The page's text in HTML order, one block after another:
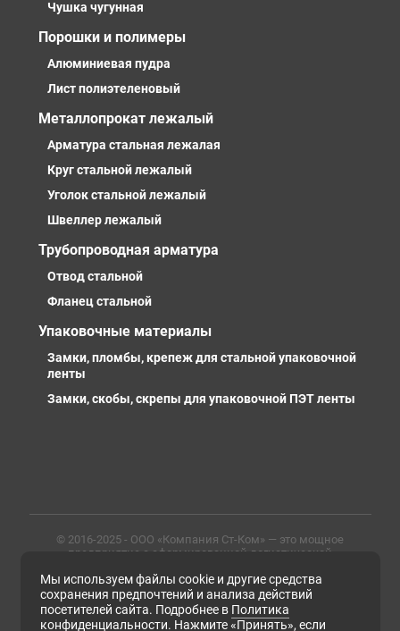
Чушка чугунная
Порошки и полимеры
Алюминиевая пудра
Лист полиэтеленовый
Металлопрокат лежалый
Арматура стальная лежалая
Круг стальной лежалый
Уголок стальной лежалый
Швеллер лежалый
Трубопроводная арматура
Отвод стальной
Фланец стальной
Упаковочные материалы
Замки, пломбы, крепеж для стальной упаковочной
ленты
Замки, скобы, скрепы для упаковочной ПЭТ ленты
© 2016-2025 - ООО «Компания Ст-Ком» — это мощное
предприятие с сформированной логистической
профессиональными сотрудниками. Предлагаем
металлопрокат любых марок, типов и размеров с
доставкой в России и СНГ
Мы используем файлы cookie и другие средства
сохранения предпочтений и анализа действий
посетителей сайта. Подробнее в Политика
конфиденциальности. Нажмите «Принять», если